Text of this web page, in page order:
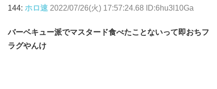
144: ホロ速 2022/07/26(火) 17:57:24.68 ID:6hu3l10Ga
バーベキュー派でマスタード食べたことないって即おちフ
ラグやんけ